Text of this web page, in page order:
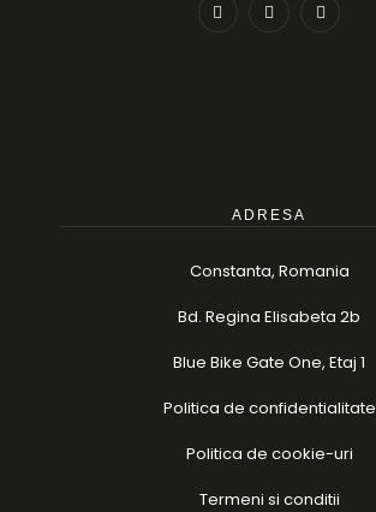
ADRESA
Constanta, Romania
Bd. Regina Elisabeta 2b
Blue Bike Gate One, Etaj 1
Politica de confidentialitate
Politica de cookie-uri
Termeni si conditii